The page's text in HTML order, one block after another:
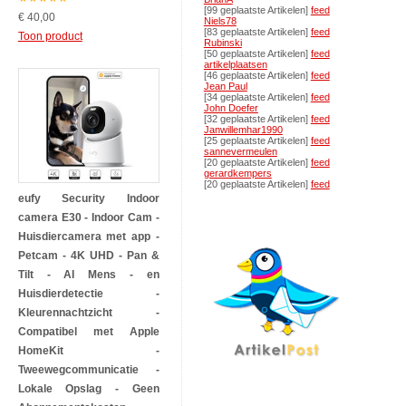
€ 40,00
Toon product
eufy Security Indoor
camera E30 - Indoor Cam -
Huisdiercamera met app -
Petcam - 4K UHD - Pan &
Tilt - AI Mens - en
Huisdierdetectie -
Kleurennachtzicht -
Compatibel met Apple
HomeKit -
Tweewegcommunicatie -
Lokale Opslag - Geen
[99 geplaatste Artikelen] feed
Niels78
[83 geplaatste Artikelen] feed
Rubinski
[50 geplaatste Artikelen] feed
artikelplaatsen
[46 geplaatste Artikelen] feed
Jean Paul
[34 geplaatste Artikelen] feed
John Doefer
[32 geplaatste Artikelen] feed
Janwillemhar1990
[25 geplaatste Artikelen] feed
sannevermeulen
[20 geplaatste Artikelen] feed
gerardkempers
[20 geplaatste Artikelen] feed